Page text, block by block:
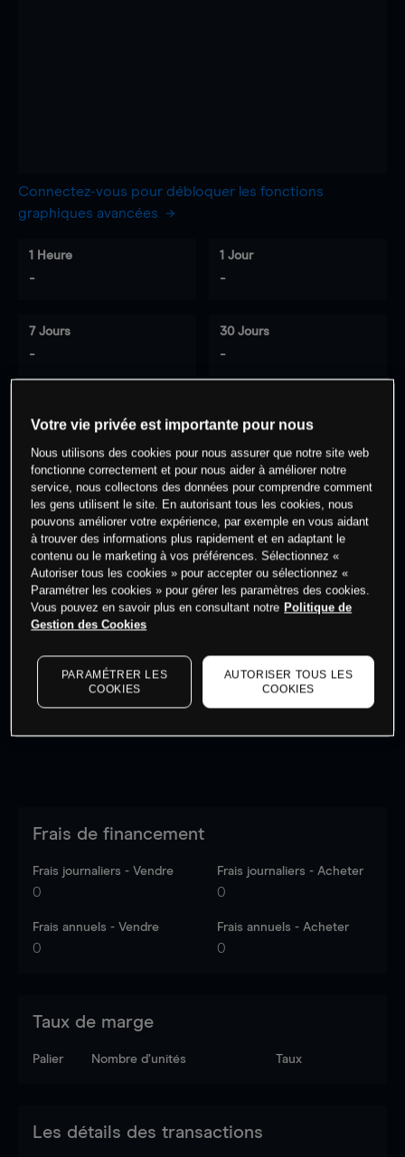
Connectez-vous pour débloquer les fonctions
graphiques avancées
1 Heure
-
1 Jour
-
7 Jours
-
30 Jours
-
0% des clients ont une position à
cet actif
Commencez à trader
Les prix sont indicatifs.
dernières données du marché.Log into see latest
market data
Frais de financement
Frais journaliers - Vendre
0
Frais journaliers - Acheter
0
Frais annuels - Vendre
0
Frais annuels - Acheter
0
Taux de marge
Palier Nombre d’unités Taux
Les détails des transactions
Votre vie privée est importante pour nous
Nous utilisons des cookies pour nous assurer que notre site web
fonctionne correctement et pour nous aider à améliorer notre
service, nous collectons des données pour comprendre comment
les gens utilisent le site. En autorisant tous les cookies, nous
pouvons améliorer votre expérience, par exemple en vous aidant
à trouver des informations plus rapidement et en adaptant le
contenu ou le marketing à vos préférences. Sélectionnez «
Autoriser tous les cookies » pour accepter ou sélectionnez «
Paramétrer les cookies » pour gérer les paramètres des cookies.
Vous pouvez en savoir plus en consultant notre Politique de
Gestion des Cookies
PARAMÉTRER LES
COOKIES
AUTORISER TOUS LES
COOKIES